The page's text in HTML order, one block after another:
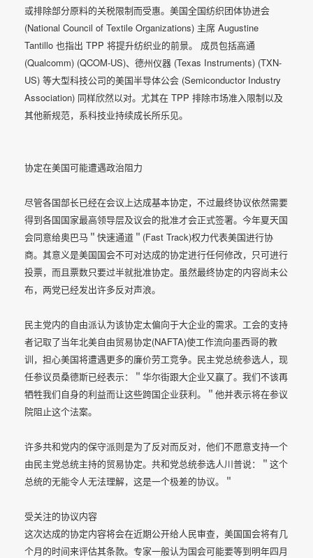
或排除部分原料的关税限制而受惠。美国全国纺织团体协进会
(National Council of Textile Organizations) 主席 Augustine
Tantillo 也指出 TPP 将提升纺织业的前景。 成员包括高通
(Qualcomm) (QCOM-US)、德州仪器 (Texas Instruments) (TXN-
US) 等大型科技公司的美国半导体公会 (Semiconductor Industry
Association) 同样欣然以对。尤其在 TPP 排除市场准入限制以及
其他新规范，系科技业持续成长所乐见。
协定在美国可能遭遇政治阻力
尽管各国部长已经在会议上达成基本协定，不过最终协议依然需要
得到各国国家最高领导层及议会的批准才会正式签署。今年夏天国
会同意给奥巴马＂快速通道＂(Fast Track)权力代表美国进行协
商。其意义是美国国会不可对达成的协定进行任何修改，只可进行
投票，而且票数只要过半就批准协定。虽然最终协定的内容尚未公
布，两党已经发出许多反对声浪。
民主党内的自由派认为该协定太偏向于大企业的需求。工会的支持
者记取了当年北美自由贸易协定(NAFTA)使工作流向墨西哥的教
训，担心美国将遭遇更多的廉价劳工竞争。民主党总统参选人，现
任参议员桑德斯已经表示：＂华尔街跟大企业又赢了。我们不该再
牺牲我们自身的利益而让这些跨国企业获利。＂他并表示将在参议
院阻止这个法案。
许多共和党内的保守派则是为了反对而反对，他们不愿意支持一个
由民主党总统主持的贸易协定。共和党总统参选人川普说：＂这个
总统的无能令人无法理解，这是一个极差的协议。＂
受关注的协议内容
这次达成的协定内容将会在近期公开给人民审查，美国国会将有几
个月的时间来评估其条款。专家一般认为国会可能要等到明年四月